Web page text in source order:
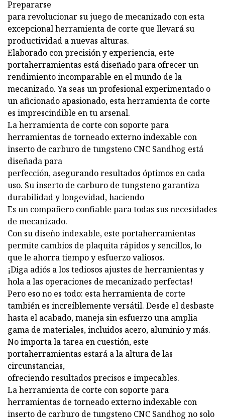
Prepararse
para revolucionar su juego de mecanizado con esta
excepcional herramienta de corte que llevará su
productividad a nuevas alturas.
Elaborado con precisión y experiencia, este
portaherramientas está diseñado para ofrecer un
rendimiento incomparable en el mundo de la
mecanizado. Ya seas un profesional experimentado o
un aficionado apasionado, esta herramienta de corte
es imprescindible en tu arsenal.
La herramienta de corte con soporte para
herramientas de torneado externo indexable con
inserto de carburo de tungsteno CNC Sandhog está
diseñada para
perfección, asegurando resultados óptimos en cada
uso. Su inserto de carburo de tungsteno garantiza
durabilidad y longevidad, haciendo
Es un compañero confiable para todas sus necesidades
de mecanizado.
Con su diseño indexable, este portaherramientas
permite cambios de plaquita rápidos y sencillos, lo
que le ahorra tiempo y esfuerzo valiosos.
¡Diga adiós a los tediosos ajustes de herramientas y
hola a las operaciones de mecanizado perfectas!
Pero eso no es todo: esta herramienta de corte
también es increíblemente versátil. Desde el desbaste
hasta el acabado, maneja sin esfuerzo una amplia
gama de materiales, incluidos acero, aluminio y más.
No importa la tarea en cuestión, este
portaherramientas estará a la altura de las
circunstancias,
ofreciendo resultados precisos e impecables.
La herramienta de corte con soporte para
herramientas de torneado externo indexable con
inserto de carburo de tungsteno CNC Sandhog no solo